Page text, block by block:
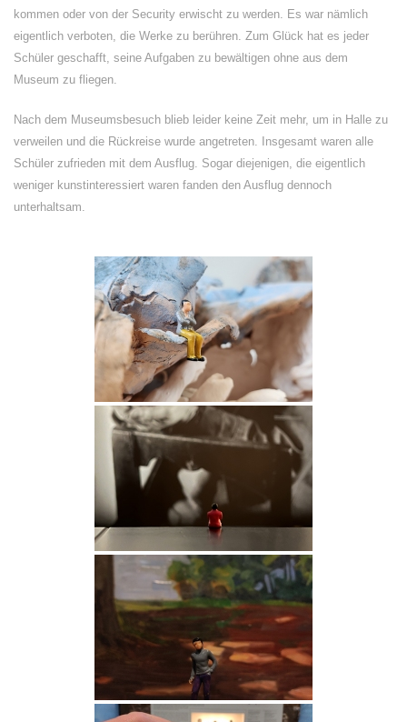
kommen oder von der Security erwischt zu werden. Es war nämlich
eigentlich verboten, die Werke zu berühren. Zum Glück hat es jeder
Schüler geschafft, seine Aufgaben zu bewältigen ohne aus dem
Museum zu fliegen.
Nach dem Museumsbesuch blieb leider keine Zeit mehr, um in Halle zu
verweilen und die Rückreise wurde angetreten. Insgesamt waren alle
Schüler zufrieden mit dem Ausflug. Sogar diejenigen, die eigentlich
weniger kunstinteressiert waren fanden den Ausflug dennoch
unterhaltsam.